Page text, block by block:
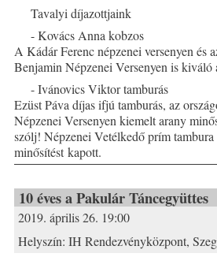
Tavalyi díjazottjaink
- Kovács Anna kobzos
A Kádár Ferenc népzenei versenyen és
Benjamin Népzenei Versenyen is kiváló
- Ivánovics Viktor tamburás
Ezüst Páva díjas ifjú tamburás, az
Népzenei Versenyen kiemelt arany
szólj! Népzenei Vetélkedő prím tambura
minősítést kapott.
10 éves a Pakulár Táncegyüttes
2019. április 26. 19:00
Helyszín: IH Rendezvényközpont,